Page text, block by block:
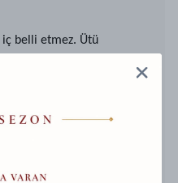
iç belli etmez. Ütü